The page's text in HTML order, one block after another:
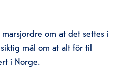
om at det settes i
mål om at alt fôr til
i Norge.